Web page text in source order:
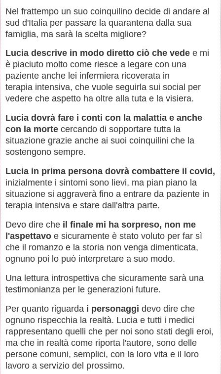
Nel frattempo un suo coinquilino decide di andare al
sud d'Italia per passare la quarantena dalla sua
famiglia, ma sarà la scelta migliore?
Lucia descrive in modo diretto ciò che vede e mi
è piaciuto molto come riesce a legare con una
paziente anche lei infermiera ricoverata in
terapia intensiva, che vuole seguirla sui social per
vedere che aspetto ha oltre alla tuta e la visiera.
Lucia dovrà fare i conti con la malattia e anche
con la morte cercando di sopportare tutta la
situazione grazie anche ai suoi coinquilini che la
sostengono sempre.
Lucia in prima persona dovrà combattere il covid,
inizialmente i sintomi sono lievi, ma pian piano la
situazione si aggraverà fino a entrare da paziente in
terapia intensiva e stare dall'altra parte.
Devo dire che il finale mi ha sorpreso, non me
l'aspettavo e sicuramente è stato voluto per far sì
che il romanzo e la storia non venga dimenticata,
ognuno poi lo può interpretare a suo modo.
Una lettura introspettiva che sicuramente sarà una
testimonianza per le generazioni future.
Per quanto riguarda i personaggi devo dire che
ognuno rispecchia la realtà. Lucia e tutti i medici
rappresentano quelli che per noi sono stati degli eroi,
ma che in realtà come riporta l'autore, sono delle
persone comuni, semplici, con la loro vita e il loro
lavoro a servizio del prossimo.